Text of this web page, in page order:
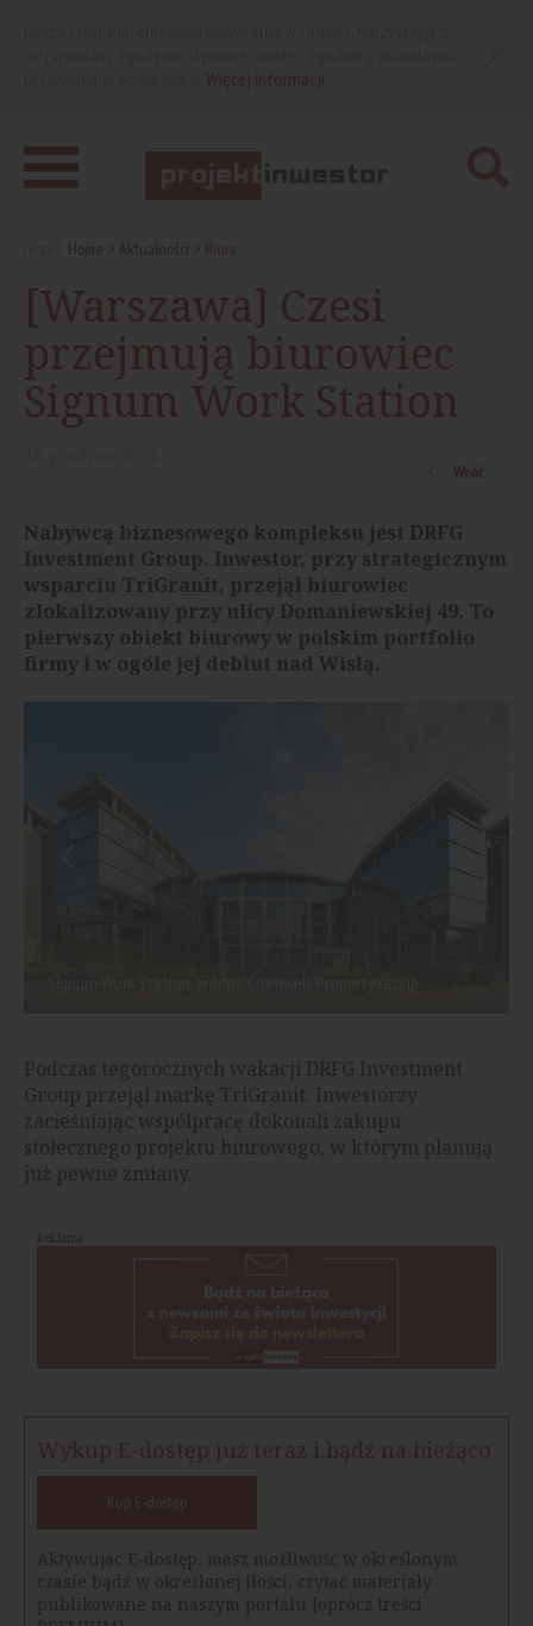
Home Aktualności Biura
[Warszawa] Czesi
przejmują biurowiec
Signum Work Station
Wróć
Nabywcą biznesowego kompleksu jest DRFG
Investment Group. Inwestor, przy strategicznym
wsparciu TriGranit, przejął biurowiec
zlokalizowany przy ulicy Domaniewskiej 49. To
pierwszy obiekt biurowy w polskim portfolio
firmy i w ogóle jej debiut nad Wisłą.
Podczas tegorocznych wakacji DRFG Investment
Group przejął markę TriGranit. Inwestorzy
zacieśniając współpracę dokonali zakupu
stołecznego projektu biurowego, w którym planują
już pewne zmiany.
Reklama
Wykup E-dostęp już teraz i bądź na bieżąco
Kup E-dostęp
Aktywujac E-dostęp, masz możliwość w określonym
czasie bądź w określonej ilości, czytać materiały
publikowane na naszym portalu [oprócz treści